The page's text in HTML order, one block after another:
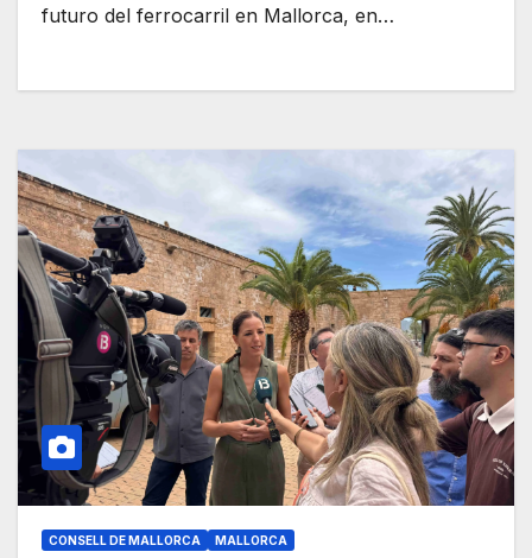
futuro del ferrocarril en Mallorca, en…
CONSELL DE MALLORCA MALLORCA